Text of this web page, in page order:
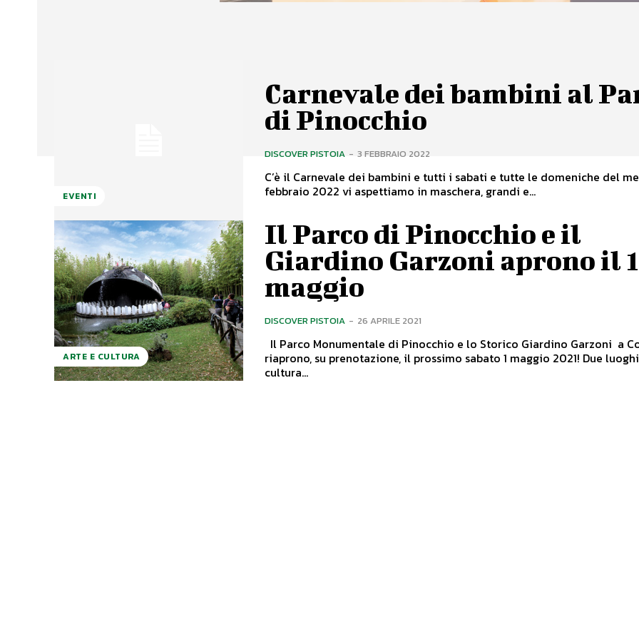
EVENTI
Carnevale dei bambini al
di Pinocchio
DISCOVER PISTOIA - 3 FEBBRAIO 2022
C’è il Carnevale dei bambini e tutti i sabati e tutte le domeniche del
febbraio 2022 vi aspettiamo in maschera, grandi e...
ARTE E CULTURA
Il Parco di Pinocchio e il
Giardino Garzoni aprono il
maggio
DISCOVER PISTOIA - 26 APRILE 2021
riaprono, su prenotazione, il prossimo sabato 1 maggio 2021! Due
cultura...